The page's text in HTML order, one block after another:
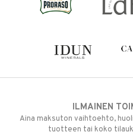
ILMAINEN
Aina maksuton vaihtoehto,
tuotteen tai koko